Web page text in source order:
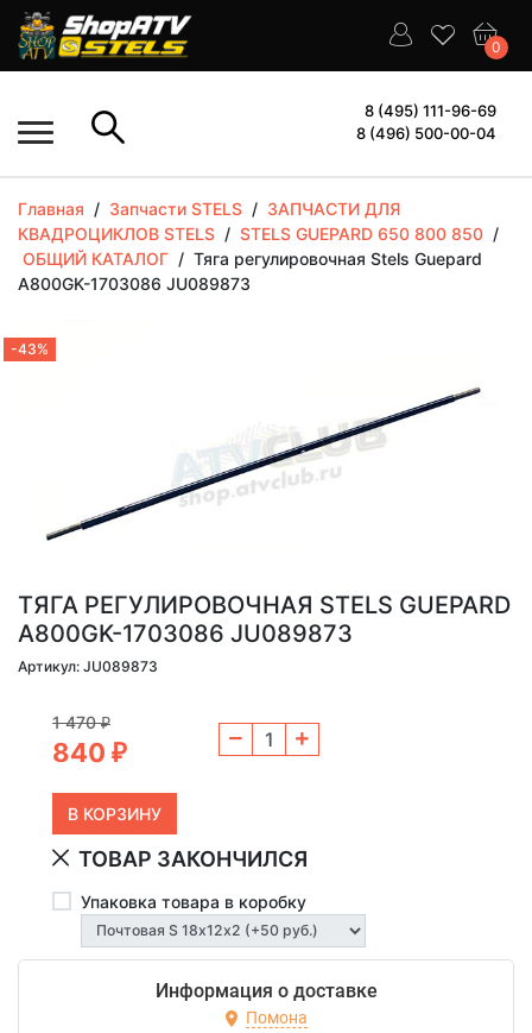
0
8 (495) 111-96-69
8 (496) 500-00-04
Главная / Запчасти STELS / ЗАПЧАСТИ ДЛЯ
КВАДРОЦИКЛОВ STELS / STELS GUEPARD 650 800 850 /
ОБЩИЙ КАТАЛОГ / Тяга регулировочная Stels Guepard
A800GK-1703086 JU089873
-43%
ТЯГА РЕГУЛИРОВОЧНАЯ STELS GUEPARD
A800GK-1703086 JU089873
Артикул: JU089873
1 470₽
840 ₽
ТОВАР ЗАКОНЧИЛСЯ
Упаковка товара в коробку
Информация о доставке
Помона